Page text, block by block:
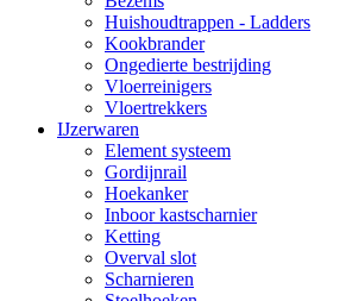
Huishoudtrappen - Ladders
Kookbrander
Ongedierte bestrijding
Vloerreinigers
Vloertrekkers
IJzerwaren
Element systeem
Gordijnrail
Hoekanker
Inboor kastscharnier
Ketting
Overval slot
Scharnieren